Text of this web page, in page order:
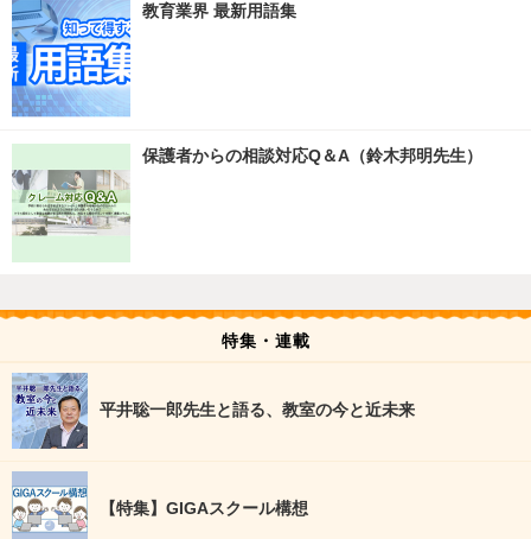
教育業界 最新用語集
保護者からの相談対応Q＆A（鈴木邦明先生）
特集・連載
平井聡一郎先生と語る、教室の今と近未来
【特集】GIGAスクール構想